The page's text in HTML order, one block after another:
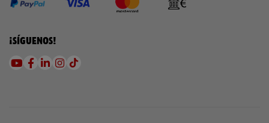
¡SÍGUENOS!